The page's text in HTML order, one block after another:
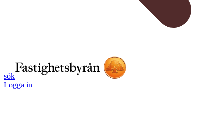
sök
Logga in